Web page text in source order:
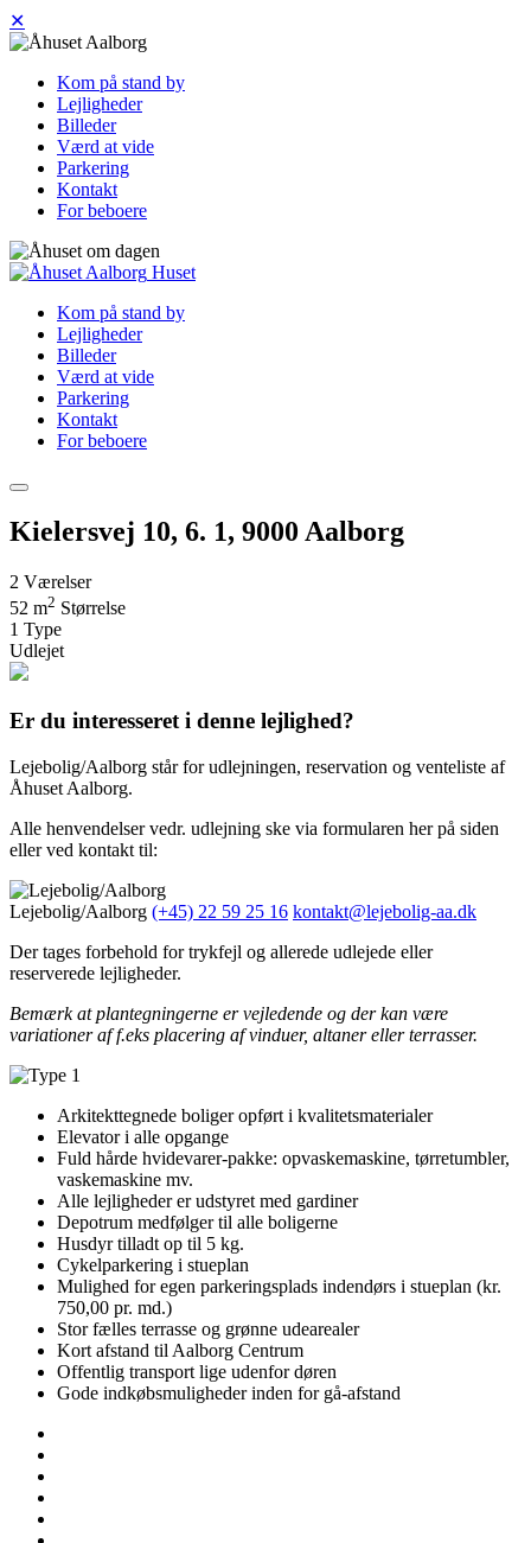
✕
Kom på stand by
Lejligheder
Billeder
Værd at vide
Parkering
Kontakt
For beboere
Huset
Kom på stand by
Lejligheder
Billeder
Værd at vide
Parkering
Kontakt
For beboere
Kielersvej 10, 6. 1, 9000 Aalborg
2 Værelser
52 m2 Størrelse
1 Type
Udlejet
Er du interesseret i denne lejlighed?
Lejebolig/Aalborg står for udlejningen, reservation og venteliste af
Åhuset Aalborg.
Alle henvendelser vedr. udlejning ske via formularen her på siden
eller ved kontakt til:
Lejebolig/Aalborg (+45) 22 59 25 16 kontakt@lejebolig-aa.dk
Der tages forbehold for trykfejl og allerede udlejede eller
reserverede lejligheder.
Bemærk at plantegningerne er vejledende og der kan være
variationer af f.eks placering af vinduer, altaner eller terrasser.
Arkitekttegnede boliger opført i kvalitetsmaterialer
Elevator i alle opgange
Fuld hårde hvidevarer-pakke: opvaskemaskine, tørretumbler,
vaskemaskine mv.
Alle lejligheder er udstyret med gardiner
Depotrum medfølger til alle boligerne
Husdyr tilladt op til 5 kg.
Cykelparkering i stueplan
Mulighed for egen parkeringsplads indendørs i stueplan (kr.
750,00 pr. md.)
Stor fælles terrasse og grønne udearealer
Kort afstand til Aalborg Centrum
Offentlig transport lige udenfor døren
Gode indkøbsmuligheder inden for gå-afstand